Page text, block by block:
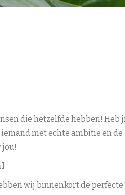
die hetzelfde hebben! Heb
met echte ambitie en de
jou!
wij binnenkort de perfecte